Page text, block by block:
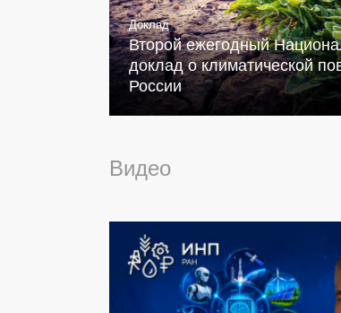
Доклад
Второй ежегодный
доклад о климатической
России
Видео